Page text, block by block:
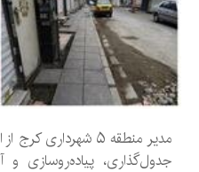
مدیر منطقه ۵
جدول‌گذاری، پیاده‌روسازی